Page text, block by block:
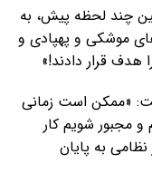
چند لحظه پیش، به
موشکی و پهپادی و
قرار دادند!»
«ممکن است زمانی
و مجبور شویم کار
نظامی به پایان